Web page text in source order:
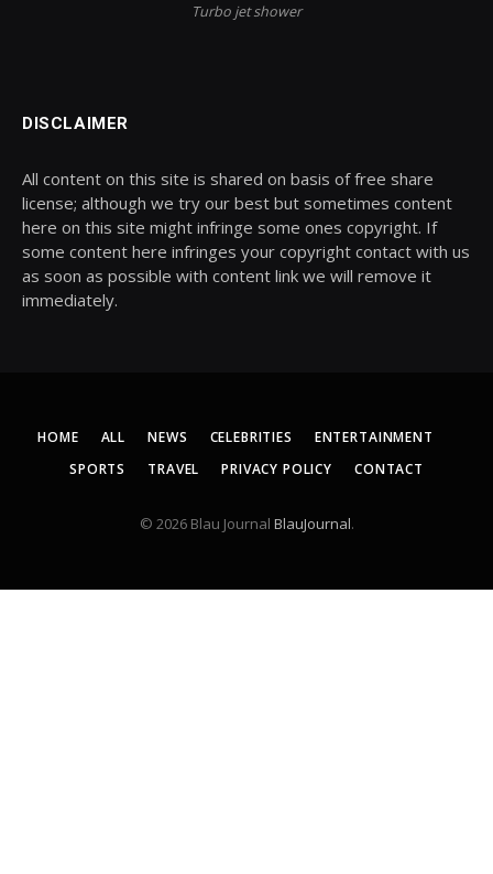
Turbo jet shower
DISCLAIMER
All content on this site is shared on basis of free share
license; although we try our best but sometimes content
here on this site might infringe some ones copyright. If
some content here infringes your copyright contact with us
as soon as possible with content link we will remove it
immediately.
HOME ALL NEWS CELEBRITIES
ENTERTAINMENT
SPORTS
TRAVEL PRIVACY POLICY CONTACT
© 2026 Blau Journal BlauJournal.